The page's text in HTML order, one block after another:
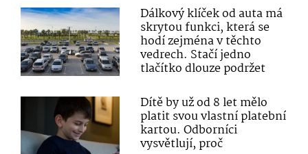
Dálkový klíček od auta má
skrytou funkci, která se
hodí zejména v těchto
vedrech. Stačí jedno
tlačítko dlouze podržet
Dítě by už od 8 let mělo
platit svou vlastní platební
kartou. Odborníci
vysvětlují, proč